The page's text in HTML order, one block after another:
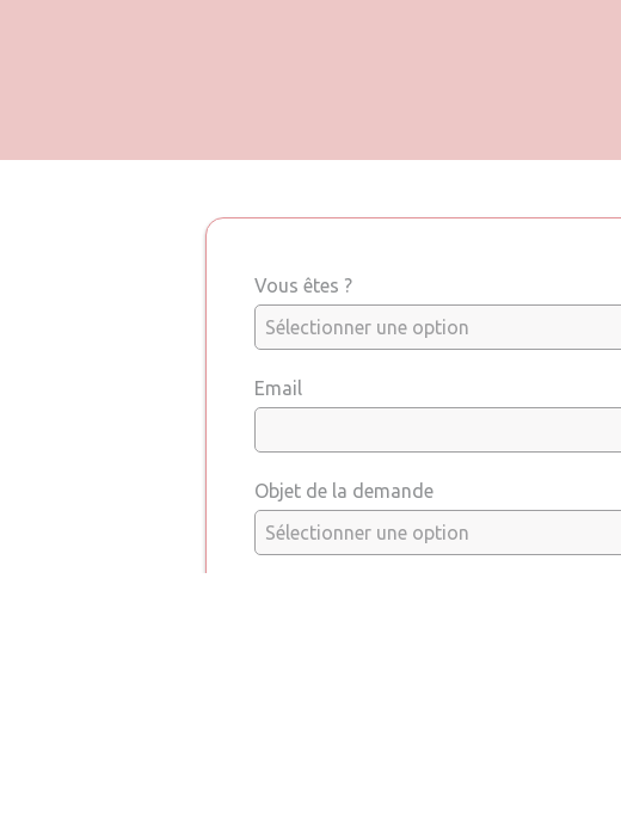
Vous êtes ?
Email
Objet de la demande